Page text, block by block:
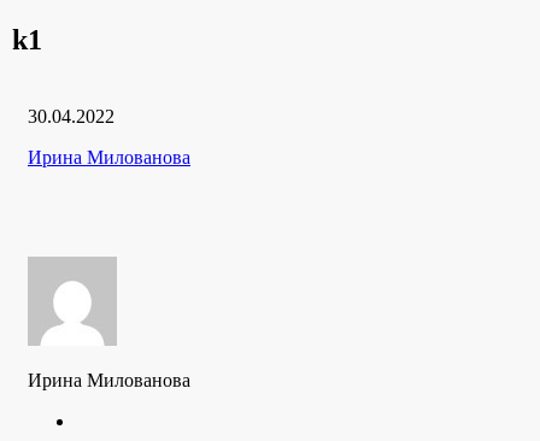
k1
Дата
30.04.2022
Рубрики
Автор
Ирина Милованова
Ирина Милованова